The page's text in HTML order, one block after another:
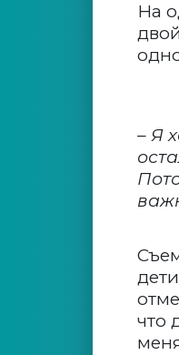
На
– Я
что